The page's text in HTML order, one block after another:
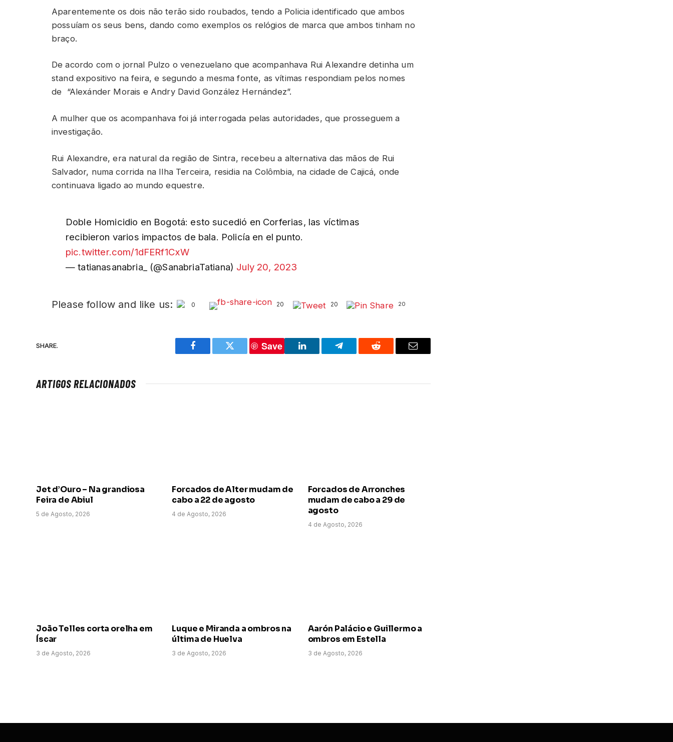
Aparentemente os dois não terão sido roubados, tendo a Policia identificado que ambos
possuíam os seus bens, dando como exemplos os relógios de marca que ambos tinham no
braço.
De acordo com o jornal Pulzo o venezuelano que acompanhava Rui Alexandre detinha um
stand expositivo na feira, e segundo a mesma fonte, as vítimas respondiam pelos nomes
de “Alexánder Morais e Andry David González Hernández”.
A mulher que os acompanhava foi já interrogada pelas autoridades, que prosseguem a
investigação.
Rui Alexandre, era natural da região de Sintra, recebeu a alternativa das mãos de Rui
Salvador, numa corrida na Ilha Terceira, residia na Colômbia, na cidade de Cajicá, onde
continuava ligado ao mundo equestre.
Doble Homicidio en Bogotá: esto sucedió en Corferias, las víctimas
recibieron varios impactos de bala. Policía en el punto.
pic.twitter.com/1dFERf1CxW
— tatianasanabria_ (@SanabriaTatiana) July 20, 2023
Please follow and like us: 0 20 20 20
SHARE.
Facebook Twitter
Save
LinkedIn Telegram Reddit Email
ARTIGOS RELACIONADOS
Jet d’Ouro – Na grandiosa
Feira de Abiul
5 de Agosto, 2026
Forcados de Alter mudam de
cabo a 22 de agosto
4 de Agosto, 2026
Forcados de Arronches
mudam de cabo a 29 de
agosto
4 de Agosto, 2026
João Telles corta orelha em
Íscar
3 de Agosto, 2026
Luque e Miranda a ombros na
última de Huelva
3 de Agosto, 2026
Aarón Palácio e Guillermo a
ombros em Estella
3 de Agosto, 2026